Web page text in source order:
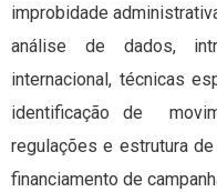
improbidade
análise de dados,
internacional, técnicas
identificação de
regulações e estrutura
financiamento de